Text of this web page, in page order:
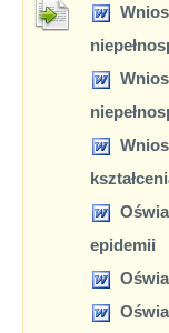
epidemii